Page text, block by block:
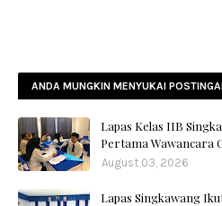
ANDA MUNGKIN MENYUKAI
Lapas Kelas IIB
Pertama Wawancara
August 03, 2026
Lapas Singkawang